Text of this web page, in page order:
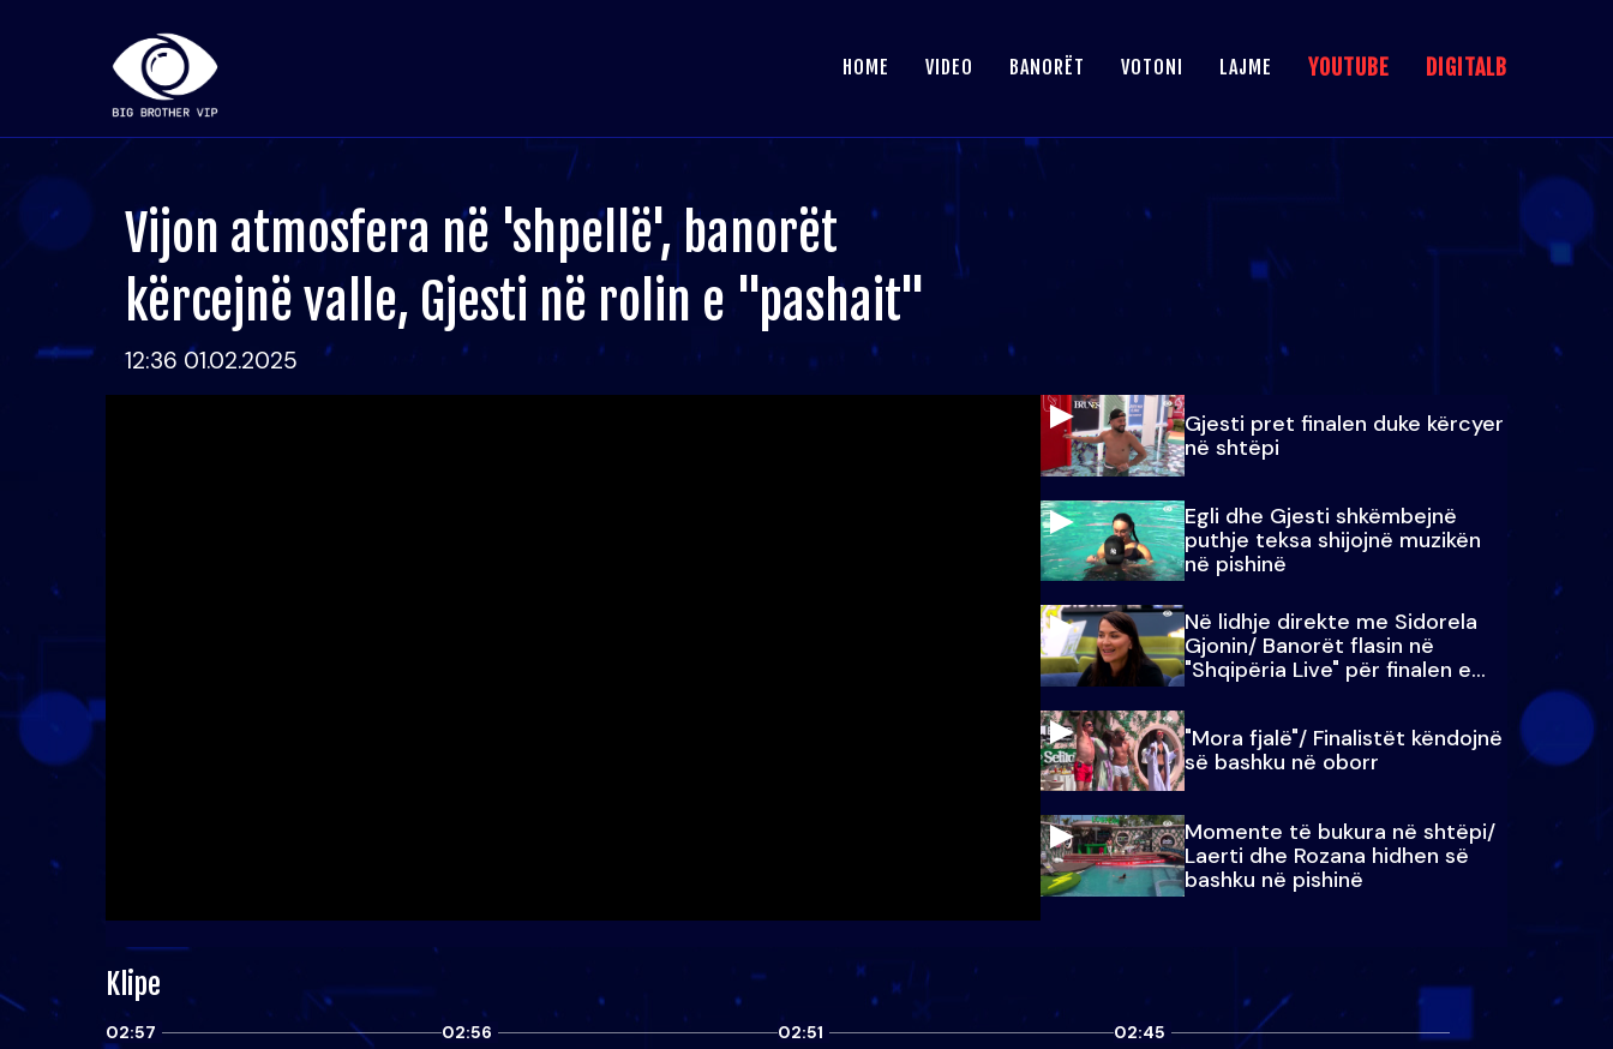
HOME VIDEO BANORËT VOTONI LAJME YOUTUBE DIGITALB
Vijon atmosfera në 'shpellë', banorët
kërcejnë valle, Gjesti në rolin e "pashait"
12:36 01.02.2025
Gjesti pret finalen duke kërcyer
në shtëpi
Egli dhe Gjesti shkëmbejnë
puthje teksa shijojnë muzikën
në pishinë
Në lidhje direkte me Sidorela
Gjonin/ Banorët flasin në
"Shqipëria Live" për finalen e
madhe
"Mora fjalë"/ Finalistët këndojnë
së bashku në oborr
Momente të bukura në shtëpi/
Laerti dhe Rozana hidhen së
bashku në pishinë
Klipe
02:57 02:56 02:51 02:45